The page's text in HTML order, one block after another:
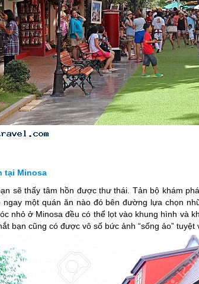
tại Minosa
sẽ thấy tâm hồn được thư thái. Tản bộ khám
một quán ăn nào đó bên đường lựa chọn
nhỏ ở Minosa đều có thể lọt vào khung hình và
bạn cũng có được vô số bức ảnh “sống ảo” tuyệt